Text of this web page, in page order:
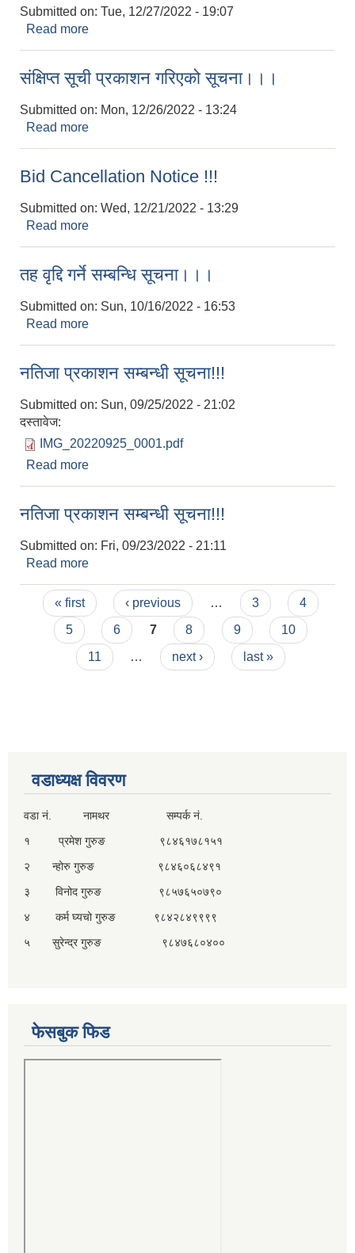
Submitted on: Tue, 12/27/2022 - 19:07
Read more
संक्षिप्त सूची प्रकाशन गरिएको सूचना।।।
Submitted on: Mon, 12/26/2022 - 13:24
Read more
Bid Cancellation Notice !!!
Submitted on: Wed, 12/21/2022 - 13:29
Read more
तह वृद्दि गर्ने सम्बन्धि सूचना।।।
Submitted on: Sun, 10/16/2022 - 16:53
Read more
नतिजा प्रकाशन सम्बन्धी सूचना!!!
Submitted on: Sun, 09/25/2022 - 21:02
दस्तावेज:
IMG_20220925_0001.pdf
Read more
नतिजा प्रकाशन सम्बन्धी सूचना!!!
Submitted on: Fri, 09/23/2022 - 21:11
Read more
Pages
« first ‹ previous … 3
4
5
6 7 8 9
10
11
… next › last »
वडाध्यक्ष विवरण
वडा नं. नामथर सम्पर्क नं.
१ प्रमेश गुरुङ ९८४६१७८१५१
२ न्होरु गुरुङ ९८४६०६८४९१
३ विनोद गुरुङ ९८५७६५०७९०
४ कर्म घ्यचो गुरुङ ९८४२८४९९९९
५ सुरेन्द्र गुरुङ ९८४७६८०४००
फेसबुक फिड